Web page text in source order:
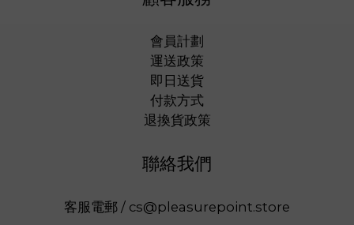
會員計劃
運送政策
即日送貨
付款方式
退換貨政策
聯絡我們
客服電郵 / cs@pleasurepoint.store